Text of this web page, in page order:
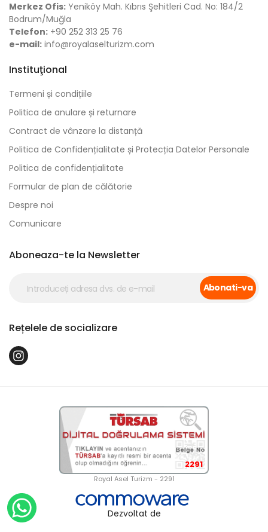
Merkez Ofis: Yeniköy Mah. Kıbrıs Şehitleri Cad. No: 184/2
Bodrum/Muğla
Telefon: +90 252 313 25 76
e-mail: info@royalaselturizm.com
Instituţional
Termeni și condițiile
Politica de anulare și returnare
Contract de vânzare la distanță
Politica de Confidențialitate și Protecția Datelor Personale
Politica de confidențialitate
Formular de plan de călătorie
Despre noi
Comunicare
Aboneaza-te la Newsletter
Abonati-va
Rețelele de socializare
2291
Royal Asel Turizm - 2291
Dezvoltat de